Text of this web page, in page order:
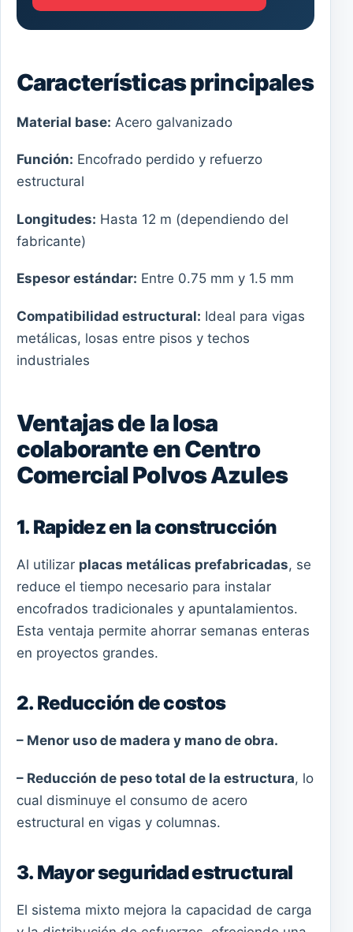
Características principales
Material base: Acero galvanizado
Función: Encofrado perdido y refuerzo
estructural
Longitudes: Hasta 12 m (dependiendo del
fabricante)
Espesor estándar: Entre 0.75 mm y 1.5 mm
Compatibilidad estructural: Ideal para vigas
metálicas, losas entre pisos y techos
industriales
Ventajas de la losa
colaborante en Centro
Comercial Polvos Azules
1. Rapidez en la construcción
Al utilizar placas metálicas prefabricadas, se
reduce el tiempo necesario para instalar
encofrados tradicionales y apuntalamientos.
Esta ventaja permite ahorrar semanas enteras
en proyectos grandes.
2. Reducción de costos
– Menor uso de madera y mano de obra.
– Reducción de peso total de la estructura, lo
cual disminuye el consumo de acero
estructural en vigas y columnas.
3. Mayor seguridad estructural
El sistema mixto mejora la capacidad de carga